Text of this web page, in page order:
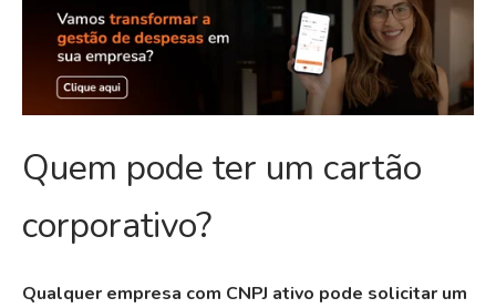
Quem pode ter um cartão
corporativo?
Qualquer empresa com CNPJ ativo pode solicitar um